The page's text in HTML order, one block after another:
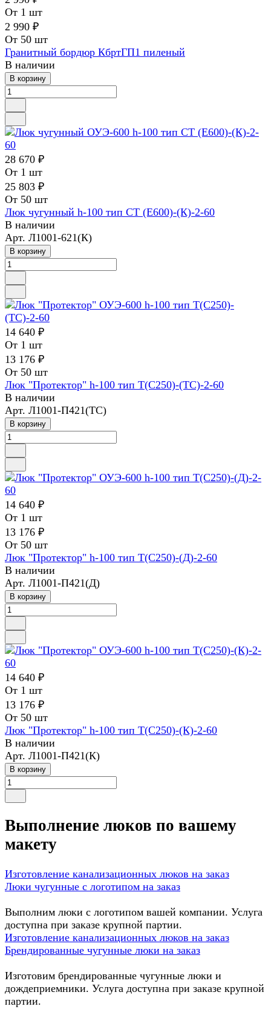
От 1 шт
2 990 ₽
От 50 шт
Гранитный бордюр КбртГП1 пиленый
В наличии
В корзину
28 670 ₽
От 1 шт
25 803 ₽
От 50 шт
Люк чугунный h-100 тип СТ (Е600)-(К)-2-60
В наличии
Арт. Л1001-621(К)
В корзину
14 640 ₽
От 1 шт
13 176 ₽
От 50 шт
Люк "Протектор" h-100 тип Т(С250)-(ТС)-2-60
В наличии
Арт. Л1001-П421(ТС)
В корзину
14 640 ₽
От 1 шт
13 176 ₽
От 50 шт
Люк "Протектор" h-100 тип Т(С250)-(Д)-2-60
В наличии
Арт. Л1001-П421(Д)
В корзину
14 640 ₽
От 1 шт
13 176 ₽
От 50 шт
Люк "Протектор" h-100 тип Т(С250)-(К)-2-60
В наличии
Арт. Л1001-П421(К)
В корзину
Выполнение люков по вашему
макету
Изготовление канализационных люков на заказ
Люки чугунные с логотипом на заказ
Выполним люки с логотипом вашей компании. Услуга
доступна при заказе крупной партии.
Изготовление канализационных люков на заказ
Брендированные чугунные люки на заказ
Изготовим брендированные чугунные люки и
дождеприемники. Услуга доступна при заказе крупной
партии.